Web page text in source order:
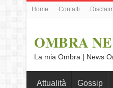
Home Contatti
OMBRA
La mia Ombra | News
Attualità Gossip